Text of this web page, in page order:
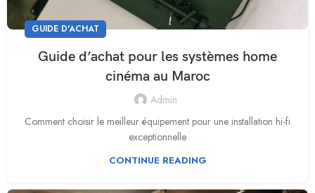
GUIDE D'ACHAT
Guide d’achat pour les systèmes home
cinéma au Maroc
Admin
Comment choisir le meilleur équipement pour une installation hi-fi
exceptionnelle
CONTINUE READING